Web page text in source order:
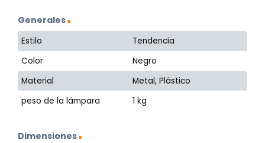
Generales
Estilo
Tendencia
Color
Negro
Material
Metal, Plástico
peso de la lámpara
1 kg
Dimensiones